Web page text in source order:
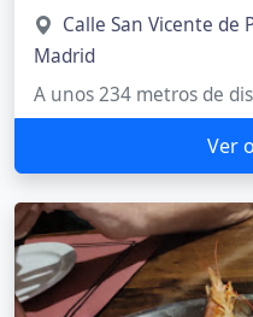
Calle San Vicente de
Madrid
A unos 234 metros de
Ver